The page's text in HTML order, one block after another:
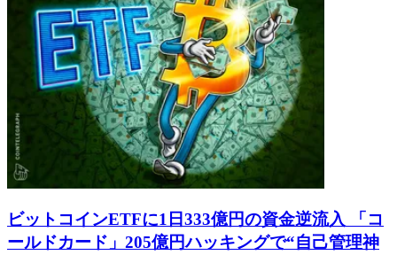
ビットコインETFに1日333億円の資金逆流入 「コ
ールドカード」205億円ハッキングで“自己管理神